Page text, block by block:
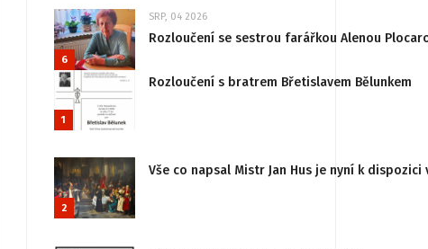
6
SRP, 04 2026
Rozloučení se sestrou farářkou Alenou
1
Rozloučení s bratrem Břetislavem Bělunkem
2
Vše co napsal Mistr Jan Hus je nyní k